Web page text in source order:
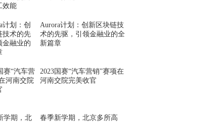
Aurora计划：创新区块链技
术的先驱，引领金融业的全
新篇章
2023国赛“汽车营销”赛项在
河南交院完美收官
春季新学期，北京多所高